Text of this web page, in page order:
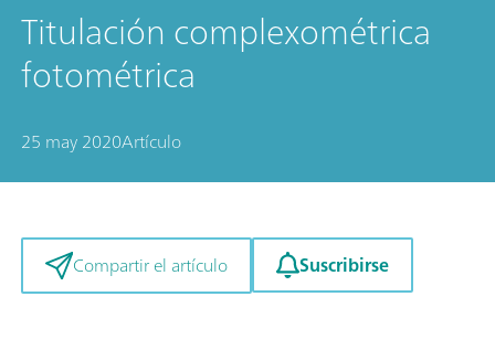
Titulación complexométrica
fotométrica
25 may 2020Artículo
Compartir el artículo Suscribirse